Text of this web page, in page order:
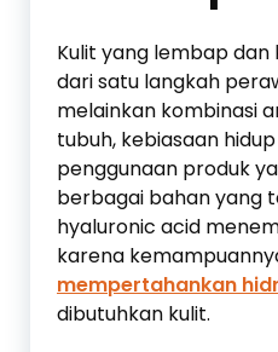
Kulit yang lembap dan
dari satu langkah
melainkan kombinasi
tubuh, kebiasaan
penggunaan produk
berbagai bahan yang
hyaluronic acid
karena
mempertahankan
dibutuhkan kulit.